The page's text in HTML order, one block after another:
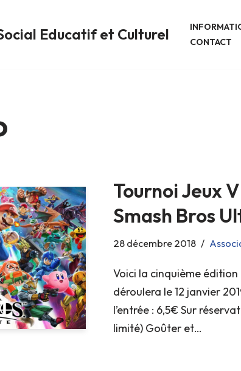
Educatif et Culturel
CONTACT
Tournoi Jeux
Smash Bros
28 décembre 2018
Voici la cinquième
déroulera le 12 janvier
l’entrée : 6,5€ Sur
limité) Goûter et…